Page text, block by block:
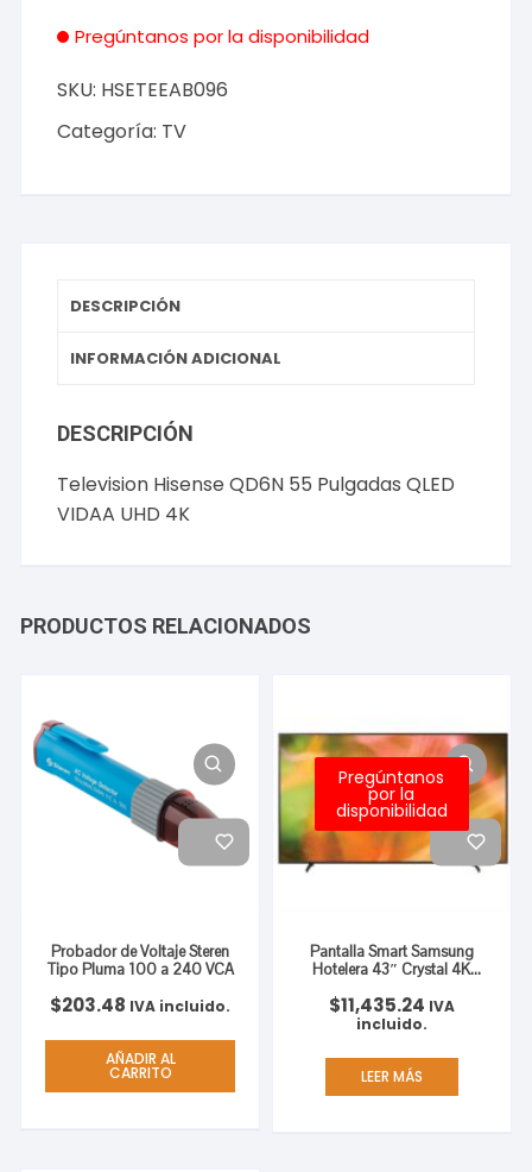
Pregúntanos por la disponibilidad
SKU: HSETEEAB096
Categoría: TV
DESCRIPCIÓN
INFORMACIÓN ADICIONAL
DESCRIPCIÓN
Television Hisense QD6N 55 Pulgadas QLED
VIDAA UHD 4K
PRODUCTOS RELACIONADOS
Probador de Voltaje Steren
Tipo Pluma 100 a 240 VCA
$203.48 IVA incluido.
AÑADIR AL
CARRITO
Pregúntanos
por la
disponibilidad
Pantalla Smart Samsung
Hotelera 43″ Crystal 4K
3840×2160
$11,435.24 IVA
incluido.
LEER MÁS